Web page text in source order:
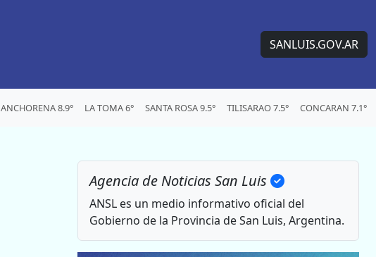
SANLUIS.GOV.AR
ANCHORENA 8.9° LA TOMA 6° SANTA ROSA 9.5° TILISARAO 7.5° CONCARAN 7.1°
Agencia de Noticias San Luis
ANSL es un medio informativo oficial del
Gobierno de la Provincia de San Luis, Argentina.